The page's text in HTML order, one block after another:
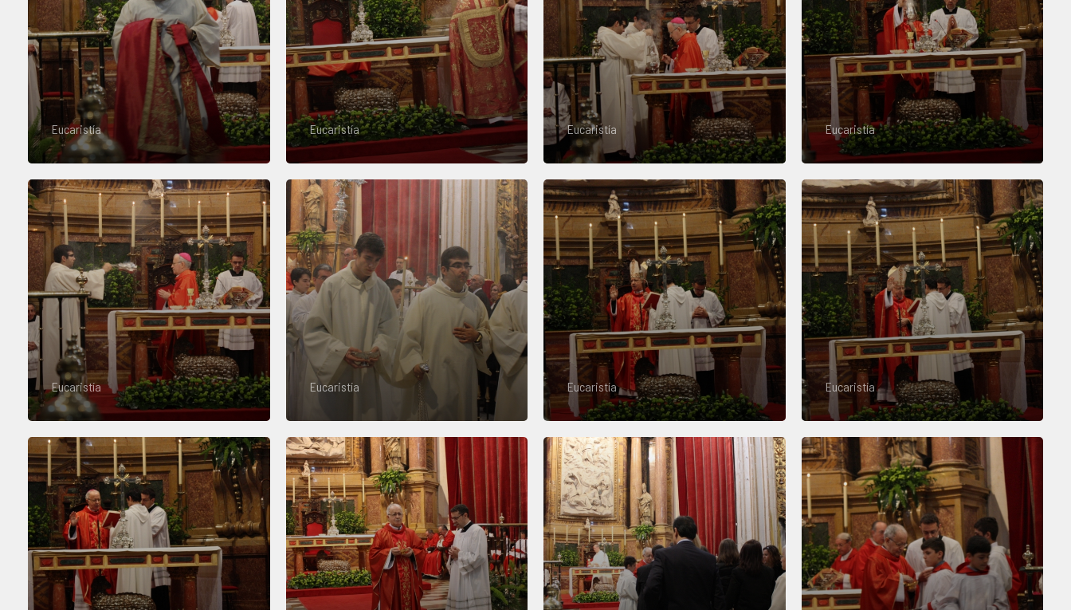
Eucaristía Eucaristía Eucaristía Eucaristía
Eucaristía Eucaristía Eucaristía Eucaristía